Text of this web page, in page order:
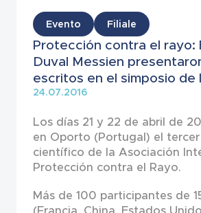
Noticias
Evento Filiale
Protección contra el rayo:
Duval Messien
escritos en el simposio de
24.07.2016
Los días 21 y 22 de abril de
en Oporto (Portugal) el
científico de la Asociación
Protección contra el Rayo.
Más de 100 participantes de